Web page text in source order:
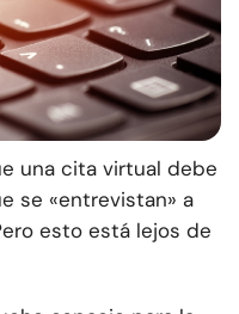
una cita virtual debe
se «entrevistan» a
esto está lejos de